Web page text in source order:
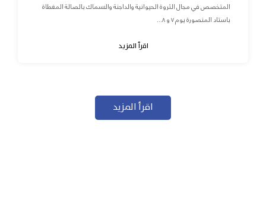
المتخصص في مجال الثروة الحيوانية والداجنة والاسماك بالصالة المغطاة
باستاد المنصورة يوم ٧ و ٨...
اقرأ المزيد
اقرأ المزيد